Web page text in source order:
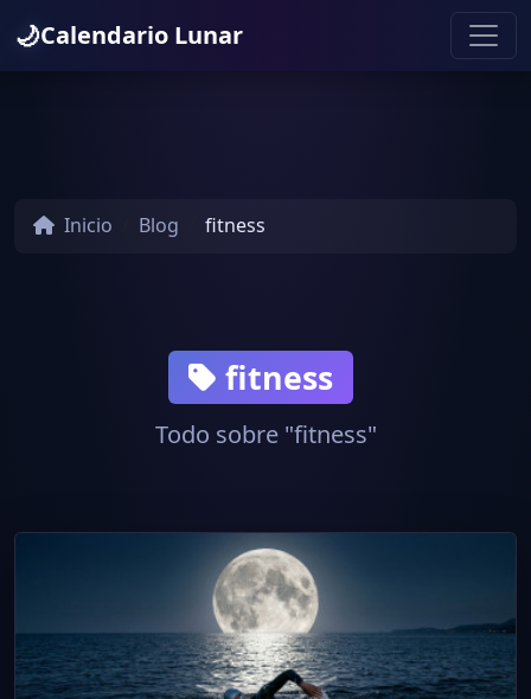
🌙Calendario Lunar
Inicio Blog fitness
fitness
Todo sobre "fitness"